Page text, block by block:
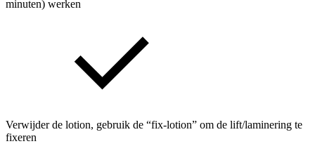
minuten) werken
Verwijder de lotion, gebruik de “fix‑lotion” om de lift/laminering te
fixeren